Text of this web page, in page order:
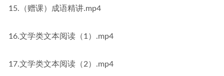
15.（赠课）成语精讲.mp4
16.文学类文本阅读（1）.mp4
17.文学类文本阅读（2）.mp4